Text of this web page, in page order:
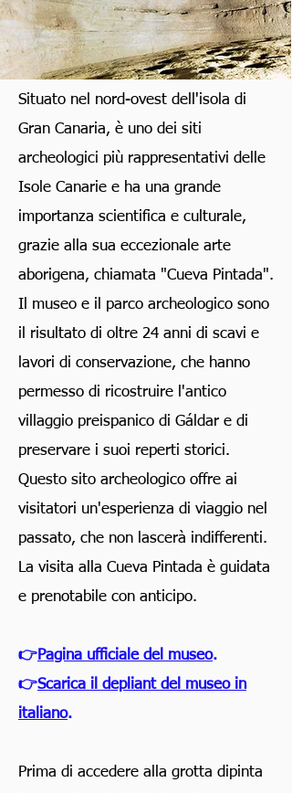
Situato nel nord-ovest dell'isola di
Gran Canaria, è uno dei siti
archeologici più rappresentativi delle
Isole Canarie e ha una grande
importanza scientifica e culturale,
grazie alla sua eccezionale arte
aborigena, chiamata "Cueva Pintada".
Il museo e il parco archeologico sono
il risultato di oltre 24 anni di scavi e
lavori di conservazione, che hanno
permesso di ricostruire l'antico
villaggio preispanico di Gáldar e di
preservare i suoi reperti storici.
Questo sito archeologico offre ai
visitatori un'esperienza di viaggio nel
passato, che non lascerà indifferenti.
La visita alla Cueva Pintada è guidata
e prenotabile con anticipo.
👉Pagina ufficiale del museo.
👉Scarica il depliant del museo in
italiano.
Prima di accedere alla grotta dipinta